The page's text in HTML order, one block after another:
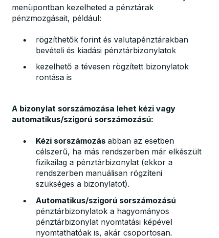
menüpontban kezelheted a pénztárak
pénzmozgásait, például:
rögzíthetők forint és valutapénztárakban
bevételi és kiadási pénztárbizonylatok
kezelhető a tévesen rögzített bizonylatok
rontása is
A bizonylat sorszámozása lehet kézi vagy
automatikus/szigorú sorszámozású:
Kézi sorszámozás abban az esetben
célszerű, ha más rendszerben már elkészült
fizikailag a pénztárbizonylat (ekkor a
rendszerben manuálisan rögzíteni
szükséges a bizonylatot).
Automatikus/szigorú sorszámozású
pénztárbizonylatok a hagyományos
pénztárbizonylat nyomtatási képével
nyomtathatóak is, akár csoportosan.